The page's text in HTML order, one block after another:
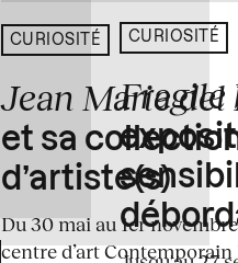
CURIOSITÉ
Jean Marie del
et sa
d’artiste(s)
Du 30 mai au 1er
centre d’art Contemporain
CURIOSITÉ
Fragile